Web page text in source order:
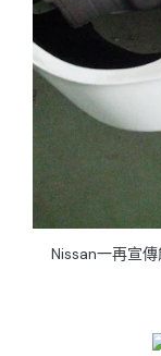
Nissan一再宣